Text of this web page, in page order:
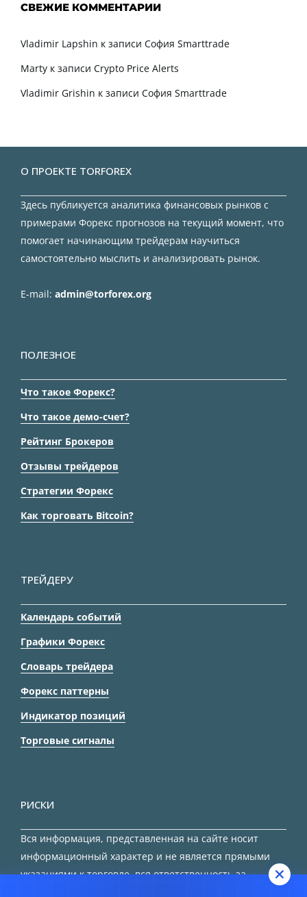
СВЕЖИЕ КОММЕНТАРИИ
Vladimir Lapshin к записи София Smarttrade
Marty к записи Crypto Price Alerts
Vladimir Grishin к записи София Smarttrade
О ПРОЕКТЕ TORFOREX
Здесь публикуется аналитика финансовых рынков с
примерами Форекс прогнозов на текущий момент, что
помогает начинающим трейдерам научиться
самостоятельно мыслить и анализировать рынок.
E-mail: admin@torforex.org
ПОЛЕЗНОЕ
Что такое Форекс?
Что такое демо-счет?
Рейтинг Брокеров
Отзывы трейдеров
Стратегии Форекс
Как торговать Bitcoin?
ТРЕЙДЕРУ
Календарь событий
Графики Форекс
Словарь трейдера
Форекс паттерны
Индикатор позиций
Торговые сигналы
РИСКИ
Вся информация, представленная на сайте носит
информационный характер и не является прямыми
указаниями к торговле, вся ответственность за